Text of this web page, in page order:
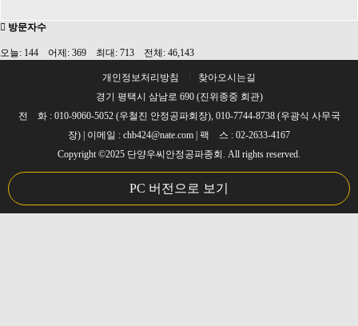
방문자수
오늘: 144 어제: 369 최대: 713 전체: 46,143
개인정보처리방침
찾아오시는길
경기 평택시 삼남로 690 (진위종중 회관)
전 화 : 010-9060-5052 (우철진 안정공파회장), 010-7744-8738 (우광식 사무국
장) | 이메일 : chb424@nate.com | 팩 스 : 02-2633-4167
Copyright ©2025 단양우씨안정공파종회. All rights reserved.
PC 버전으로 보기